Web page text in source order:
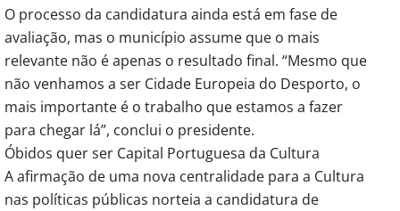
O processo da candidatura ainda está em fase de
avaliação, mas o município assume que o mais
relevante não é apenas o resultado final. “Mesmo que
não venhamos a ser Cidade Europeia do Desporto, o
mais importante é o trabalho que estamos a fazer
para chegar lá”, conclui o presidente.
Óbidos quer ser Capital Portuguesa da Cultura
A afirmação de uma nova centralidade para a Cultura
nas políticas públicas norteia a candidatura de